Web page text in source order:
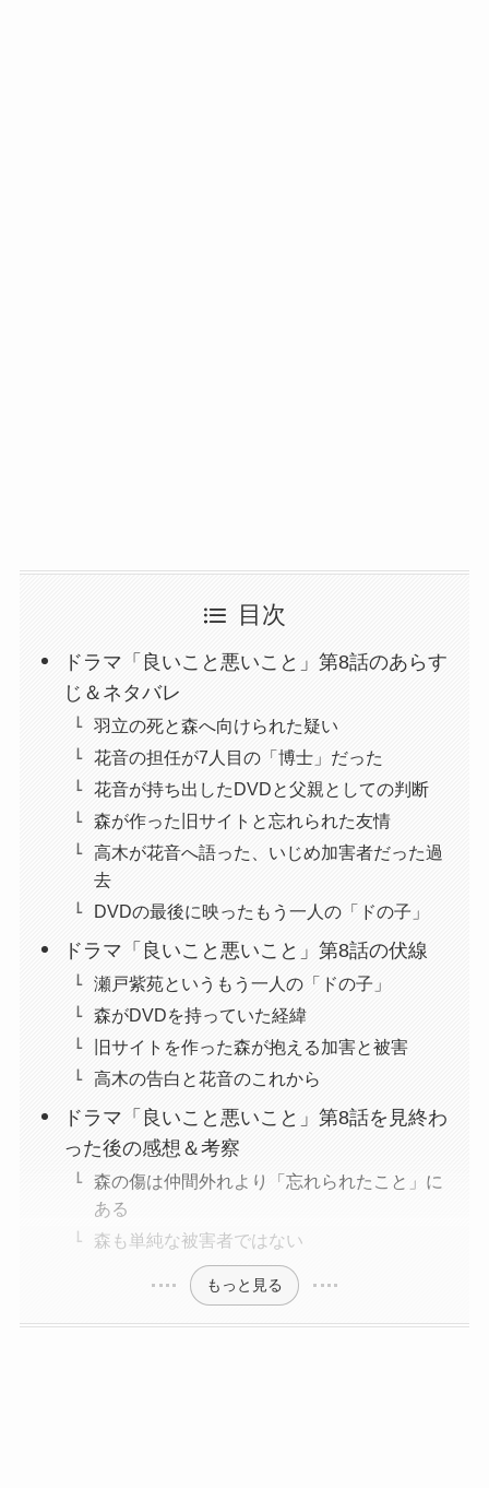
目次
ドラマ「良いこと悪いこと」第8話のあらす
じ＆ネタバレ
羽立の死と森へ向けられた疑い
花音の担任が7人目の「博士」だった
花音が持ち出したDVDと父親としての判断
森が作った旧サイトと忘れられた友情
高木が花音へ語った、いじめ加害者だった過
去
DVDの最後に映ったもう一人の「ドの子」
ドラマ「良いこと悪いこと」第8話の伏線
瀬戸紫苑というもう一人の「ドの子」
森がDVDを持っていた経緯
旧サイトを作った森が抱える加害と被害
高木の告白と花音のこれから
ドラマ「良いこと悪いこと」第8話を見終わ
った後の感想＆考察
森の傷は仲間外れより「忘れられたこと」に
ある
森も単純な被害者ではない
もっと見る